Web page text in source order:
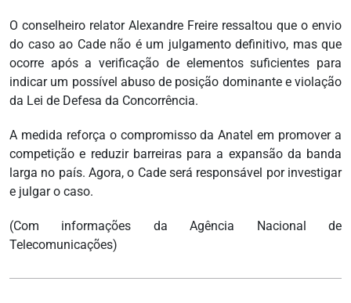
O conselheiro relator Alexandre Freire ressaltou que o envio
do caso ao Cade não é um julgamento definitivo, mas que
ocorre após a verificação de elementos suficientes para
indicar um possível abuso de posição dominante e violação
da Lei de Defesa da Concorrência.
A medida reforça o compromisso da Anatel em promover a
competição e reduzir barreiras para a expansão da banda
larga no país. Agora, o Cade será responsável por investigar
e julgar o caso.
(Com informações da Agência Nacional de
Telecomunicações)